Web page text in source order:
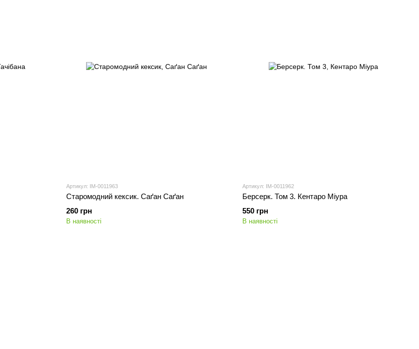
Артикул: IM-0011963
Старомодний кексик. Саґан Саґан
260 грн
В наявності
Артикул: IM-0011962
Берсерк. Том 3. Кентаро Міура
550 грн
В наявності